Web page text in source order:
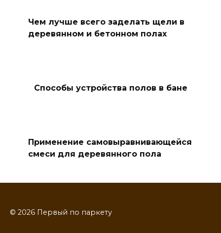
Чем лучше всего заделать щели в
деревянном и бетонном полах
Способы устройства полов в бане
Применение самовыравнивающейся
смеси для деревянного пола
© 2026 Первый по паркету